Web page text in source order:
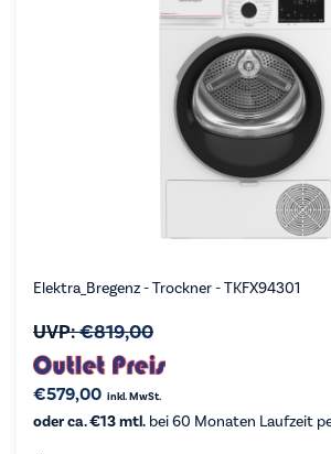
Elektra_Bregenz - Trockner - TKFX94301
UVP:€819,00
€579,00 inkl. MwSt.
oder ca. €13 mtl. bei 60 Monaten Laufzeit